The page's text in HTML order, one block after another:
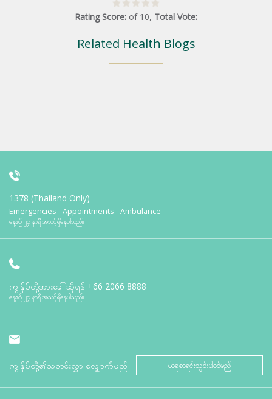
Rating Score: of 10, Total Vote:
Related Health Blogs
1378 (Thailand Only)
Emergencies - Appointments - Ambulance
နေ့စဉ် ၂၄ နာရီ အသင့်ရှိနေပါသည်။
ကျွန်ုပ်တို့အားခေါ်ဆိုရန် +66 2066 8888
နေ့စဉ် ၂၄ နာရီ အသင့်ရှိနေပါသည်။
ကျွန်ုပ်တို့၏သတင်းလွှာ လျှောက်မည် ယခုစာရင်းသွင်းပါဝင်မည်